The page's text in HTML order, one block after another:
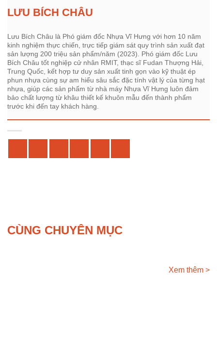
LƯU BÍCH CHÂU
Lưu Bích Châu là Phó giám đốc Nhựa Vĩ Hưng với hơn 10 năm
kinh nghiệm thực chiến, trực tiếp giám sát quy trình sản xuất đạt
sản lượng 200 triệu sản phẩm/năm (2023). Phó giám đốc Lưu
Bích Châu tốt nghiệp cử nhân RMIT, thạc sĩ Fudan Thượng Hải,
Trung Quốc, kết hợp tư duy sản xuất tinh gọn vào kỹ thuật ép
phun nhựa cùng sự am hiểu sâu sắc đặc tính vật lý của từng hạt
nhựa, giúp các sản phẩm từ nhà máy Nhựa Vĩ Hưng luôn đảm
bảo chất lượng từ khâu thiết kế khuôn mẫu đến thành phẩm
trước khi đến tay khách hàng.
CÙNG CHUYÊN MỤC
Xem thêm >